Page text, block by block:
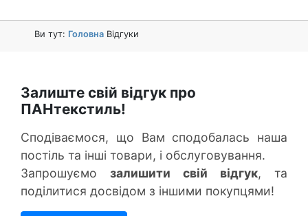
Ви тут: Головна Відгуки
Залиште свій відгук про
ПАНтекстиль!
Сподіваємося, що Вам сподобалась наша
постіль та інші товари, і обслуговування.
Запрошуємо залишити свій відгук, та
поділитися досвідом з іншими покупцями!